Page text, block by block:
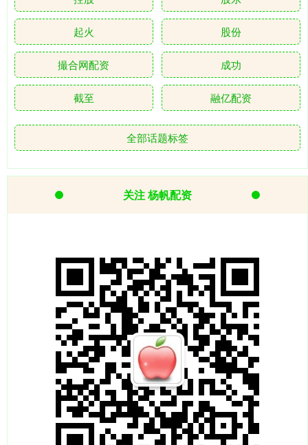
起火 股份
撮合网配资 成功
截至 融亿配资
全部话题标签
关注 杨帆配资